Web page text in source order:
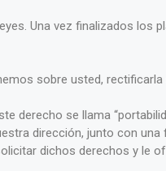
Una vez finalizados los
sobre usted,
derecho se llama
dirección, junto con
dichos derechos y le